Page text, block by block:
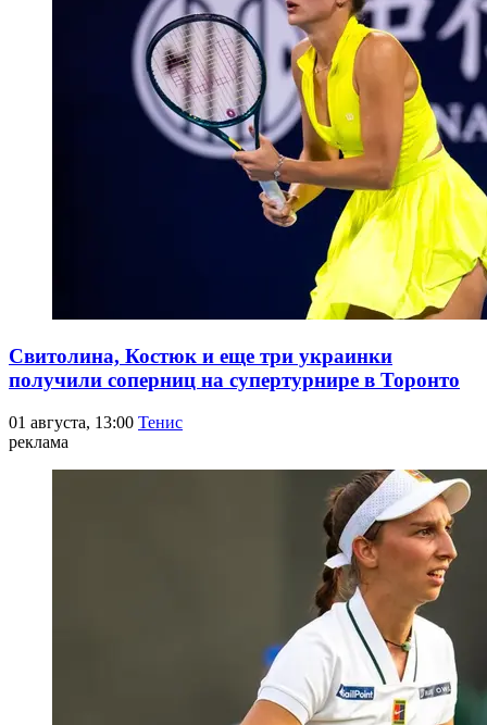
Свитолина, Костюк и еще три украинки
получили соперниц на супертурнире в Торонто
01 августа, 13:00 Тенис
реклама